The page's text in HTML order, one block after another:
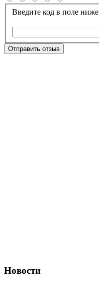
Введите код в поле ниже
Отправить отзыв
Новости